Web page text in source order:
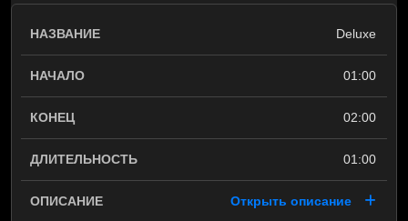
Deluxe
01:00
02:00
01:00
Открыть описание